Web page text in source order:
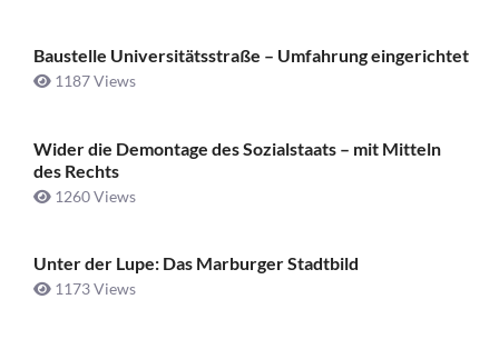
Baustelle Universitätsstraße ­– Umfahrung eingerichtet
1187 Views
Wider die Demontage des Sozialstaats – mit Mitteln
des Rechts
1260 Views
Unter der Lupe: Das Marburger Stadtbild
1173 Views